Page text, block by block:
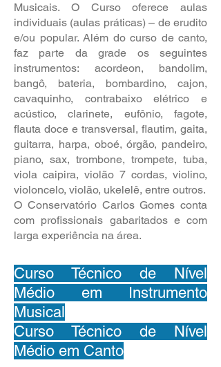
Musicais. O Curso oferece aulas
individuais (aulas práticas) – de erudito
e/ou popular. Além do curso de canto,
faz parte da grade os seguintes
instrumentos: acordeon, bandolim,
bangô, bateria, bombardino, cajon,
cavaquinho, contrabaixo elétrico e
acústico, clarinete, eufônio, fagote,
flauta doce e transversal, flautim, gaita,
guitarra, harpa, oboé, órgão, pandeiro,
piano, sax, trombone, trompete, tuba,
viola caipira, violão 7 cordas, violino,
violoncelo, violão, ukelelê, entre outros.
O Conservatório Carlos Gomes conta
com profissionais gabaritados e com
larga experiência na área.
Curso Técnico de Nível
Médio em Instrumento
Musical
Curso Técnico de Nível
Médio em Canto